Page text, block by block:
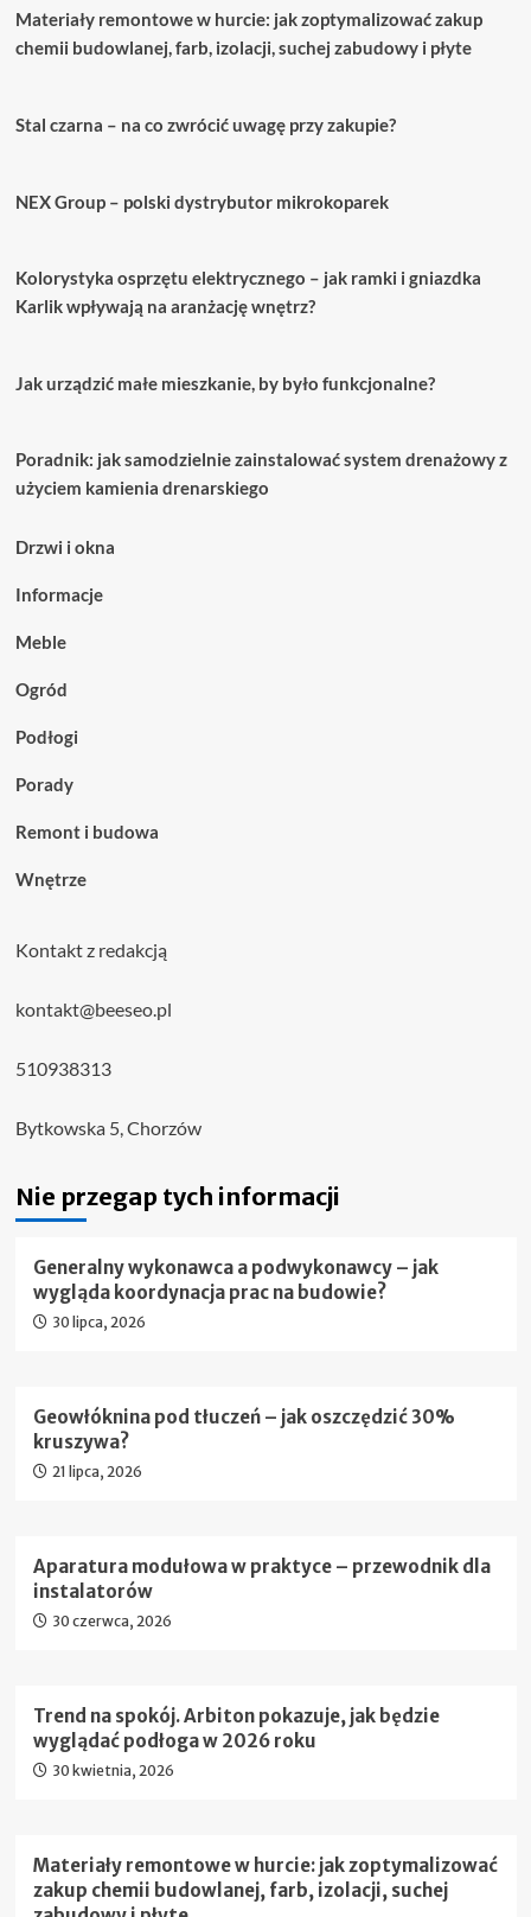
Materiały remontowe w hurcie: jak zoptymalizować zakup
chemii budowlanej, farb, izolacji, suchej zabudowy i płyte
Stal czarna – na co zwrócić uwagę przy zakupie?
NEX Group – polski dystrybutor mikrokoparek
Kolorystyka osprzętu elektrycznego – jak ramki i gniazdka
Karlik wpływają na aranżację wnętrz?
Jak urządzić małe mieszkanie, by było funkcjonalne?
Poradnik: jak samodzielnie zainstalować system drenażowy z
użyciem kamienia drenarskiego
Drzwi i okna
Informacje
Meble
Ogród
Podłogi
Porady
Remont i budowa
Wnętrze
Kontakt z redakcją
kontakt@beeseo.pl
510938313
Bytkowska 5, Chorzów
Nie przegap tych informacji
Generalny wykonawca a podwykonawcy – jak
wygląda koordynacja prac na budowie?
30 lipca, 2026
Geowłóknina pod tłuczeń – jak oszczędzić 30%
kruszywa?
21 lipca, 2026
Aparatura modułowa w praktyce – przewodnik dla
instalatorów
30 czerwca, 2026
Trend na spokój. Arbiton pokazuje, jak będzie
wyglądać podłoga w 2026 roku
30 kwietnia, 2026
Materiały remontowe w hurcie: jak zoptymalizować
zakup chemii budowlanej, farb, izolacji, suchej